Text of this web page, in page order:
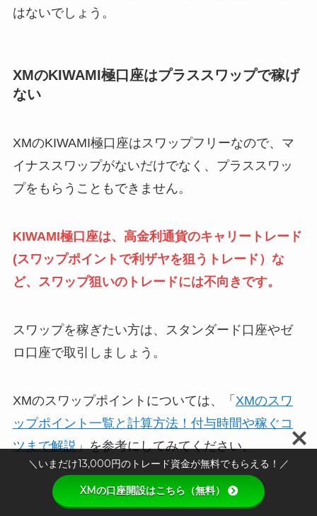
はないでしょう。
XMのKIWAMI極口座はプラススワップで稼げ
ない
XMのKIWAMI極口座はスワップフリーなので、マ
イナススワップがないだけでなく、プラススワッ
プをもらうこともできません。
KIWAMI極口座は、高金利通貨のキャリートレード
(スワップポイントで利ザヤを狙うトレード）な
ど、スワップ狙いのトレードには不向きです。
スワップを稼ぎたい方は、スタンダード口座やゼ
ロ口座で取引しましょう。
XMのスワップポイントについては、「 XMのスワ
ップポイント一覧と計算方法！付与時間や稼ぐコ
ツまで解説」を参考にしてみてください。
＼いまだけ13,000円のトレード資金が無料でもらえる！／
XMの口座開設はこちら（無料）